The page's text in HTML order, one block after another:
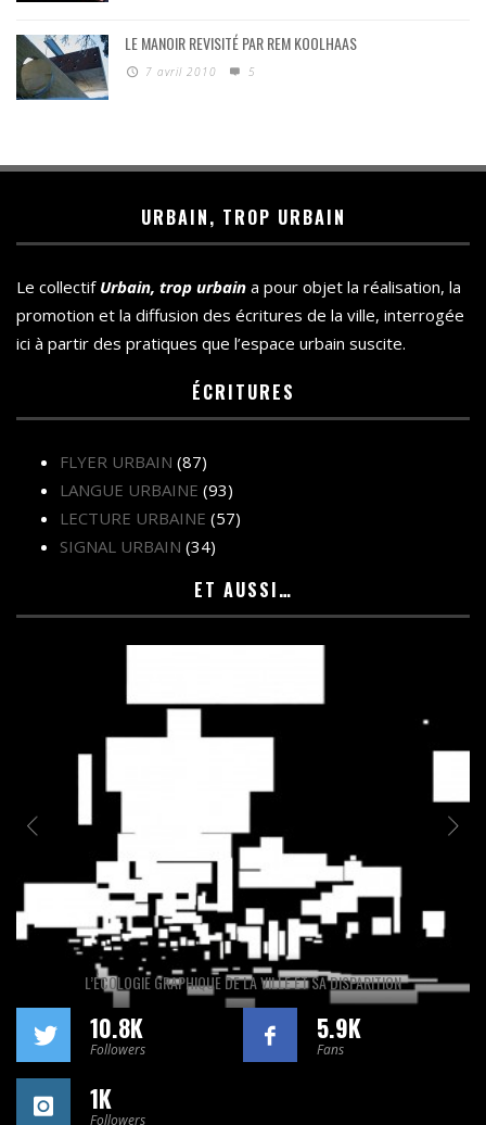
LE MANOIR REVISITÉ PAR REM KOOLHAAS
7 avril 2010 5
URBAIN, TROP URBAIN
Le collectif Urbain, trop urbain a pour objet la réalisation, la
promotion et la diffusion des écritures de la ville, interrogée
ici à partir des pratiques que l’espace urbain suscite.
ÉCRITURES
FLYER URBAIN (87)
LANGUE URBAINE (93)
LECTURE URBAINE (57)
SIGNAL URBAIN (34)
ET AUSSI…
L’ÉCOLOGIE GRAPHIQUE DE LA VILLE ET SA DISPARITION
10.8K
Followers
5.9K
Fans
1K
Followers